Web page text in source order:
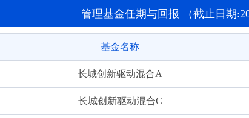
管理基金任期与回报 （截止日期
基金名称
长城创新驱动混合A
长城创新驱动混合C